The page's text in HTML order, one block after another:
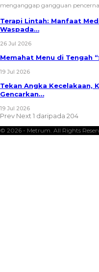
menganggap gangguan
Terapi Lintah: Manfaat
Waspada…
26 Jul 2026
Memahat Menu di Tengah
19 Jul 2026
Tekan Angka Kecelakaan,
Gencarkan…
19 Jul 2026
Prev Next 1 daripada 204
© 2026 - Metrum. All Rights